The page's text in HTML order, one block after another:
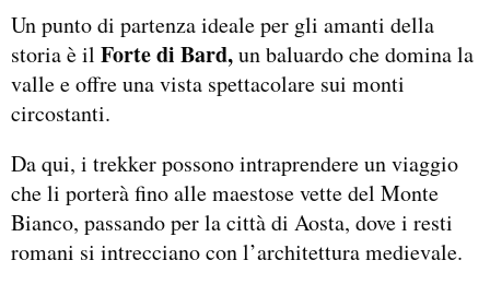
Un punto di partenza ideale per gli amanti della
storia è il Forte di Bard,un baluardo che domina la
valle e offre una vista spettacolare sui monti
circostanti.
Da qui, i trekker possono intraprendere un viaggio
che li porterà fino alle maestose vette del Monte
Bianco, passando per la città di Aosta, dove i resti
romani si intrecciano con l’architettura medievale.